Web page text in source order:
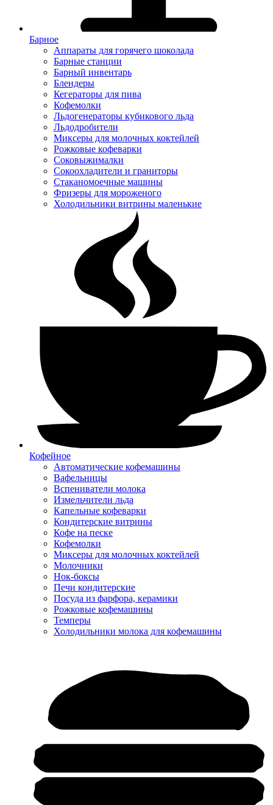
Барное
Аппараты для горячего шоколада
Барные станции
Барный инвентарь
Блендеры
Кегераторы для пива
Кофемолки
Льдогенераторы кубикового льда
Льдодробители
Миксеры для молочных коктейлей
Рожковые кофеварки
Соковыжималки
Сокоохладители и граниторы
Стаканомоечные машины
Фризеры для мороженого
Холодильники витрины маленькие
Кофейное
Автоматические кофемашины
Вафельницы
Вспениватели молока
Измельчители льда
Капельные кофеварки
Кондитерские витрины
Кофе на песке
Кофемолки
Миксеры для молочных коктейлей
Молочники
Нок-боксы
Печи кондитерские
Посуда из фарфора, керамики
Рожковые кофемашины
Темперы
Холодильники молока для кофемашины